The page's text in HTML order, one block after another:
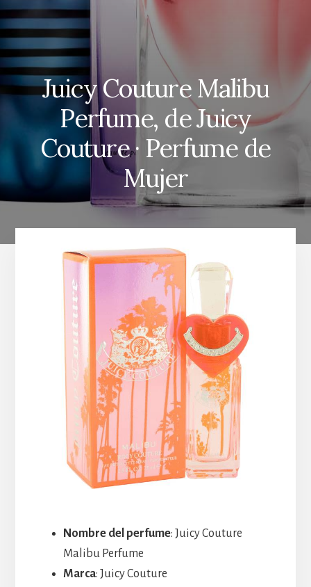
Juicy Couture Malibu
Perfume, de Juicy
Couture · Perfume de
Mujer
Nombre del perfume: Juicy Couture
Malibu Perfume
Marca: Juicy Couture